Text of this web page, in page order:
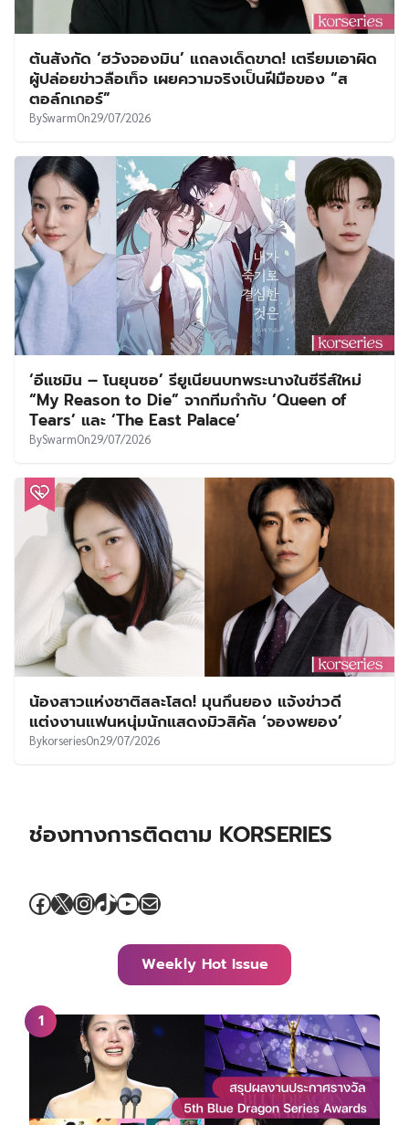
ต้นสังกัด ‘ฮวังจองมิน’ แถลงเด็ดขาด! เตรียมเอาผิด
ผู้ปล่อยข่าวลือเท็จ เผยความจริงเป็นฝีมือของ “ส
ตอล์กเกอร์”
BySwarmOn29/07/2026
‘อีแชมิน – โนยุนซอ’ รียูเนียนบทพระนางในซีรีส์ใหม่
“My Reason to Die” จากทีมกำกับ ‘Queen of
Tears’ และ ‘The East Palace’
BySwarmOn29/07/2026
น้องสาวแห่งชาติสละโสด! มุนกึนยอง แจ้งข่าวดี
แต่งงานแฟนหนุ่มนักแสดงมิวสิคัล ‘จองพยอง’
BykorseriesOn29/07/2026
ช่องทางการติดตาม KORSERIES
Facebook
X Instagram
TikTok
YouTube
Mail
Weekly Hot Issue